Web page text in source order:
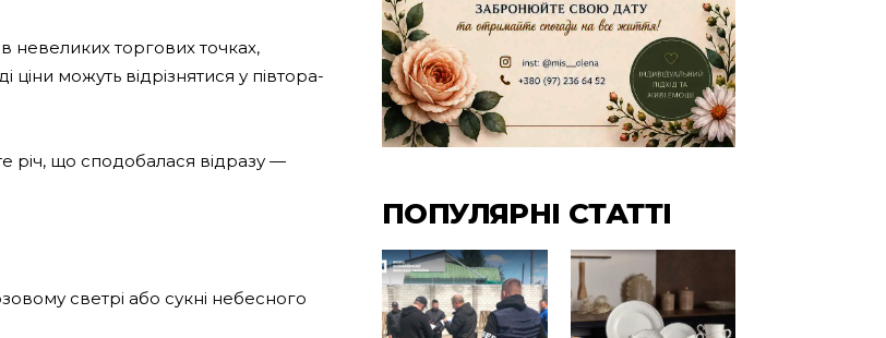
невеликих торгових точках,
ціни можуть відрізнятися у півтора-
річ, що сподобалася відразу —
светрі або сукні небесного
ПОПУЛЯРНІ СТАТТІ